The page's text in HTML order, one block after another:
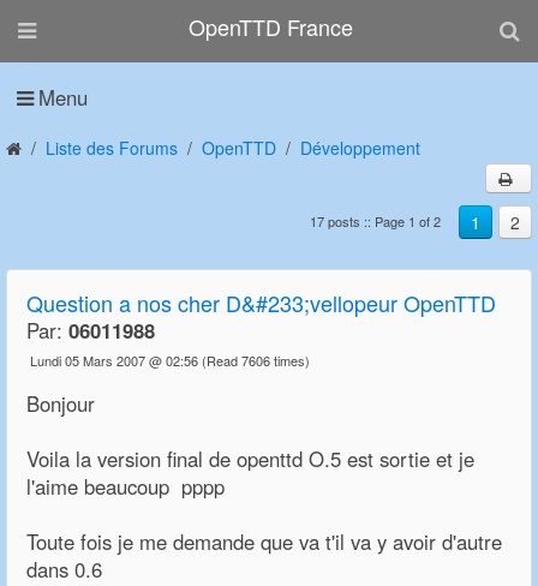
OpenTTD France
Menu
Liste des Forums OpenTTD Développement
1 2
17 posts :: Page 1 of 2
Question a nos cher D&#233;vellopeur OpenTTD
Par: 06011988
Lundi 05 Mars 2007 @ 02:56 (Read 7606 times)
Bonjour
Voila la version final de openttd O.5 est sortie et je
l'aime beaucoup pppp
Toute fois je me demande que va t'il va y avoir d'autre
dans 0.6